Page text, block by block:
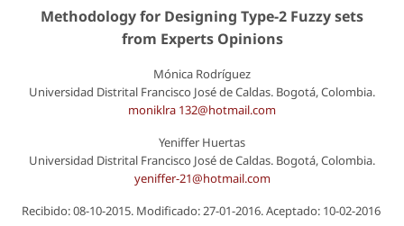
Methodology for Designing Type-2 Fuzzy sets
from Experts Opinions
Mónica Rodríguez
Universidad Distrital Francisco José de Caldas. Bogotá, Colombia.
moniklra 132@hotmail.com
Yeniffer Huertas
Universidad Distrital Francisco José de Caldas. Bogotá, Colombia.
yeniffer-21@hotmail.com
Recibido: 08-10-2015. Modificado: 27-01-2016. Aceptado: 10-02-2016